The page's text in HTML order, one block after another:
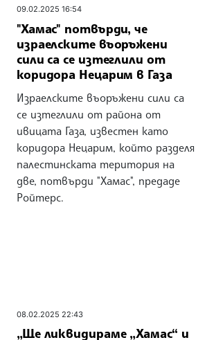
09.02.2025 16:54
"Хамас" потвърди, че
израелските въоръжени
сили са се изтеглили от
коридора Нецарим в Газа
Израелските въоръжени сили са
се изтеглили от района от
ивицата Газа, известен като
коридора Нецарим, който разделя
палестинската територия на
две, потвърди "Хамас", предаде
Ройтерс.
08.02.2025 22:43
„Ще ликвидираме „Хамас“ и